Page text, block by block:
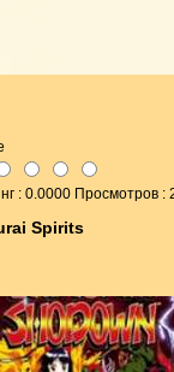
: 0.0000 Просмотров :
Spirits